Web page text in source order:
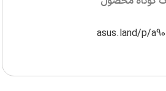
asus.land/p/